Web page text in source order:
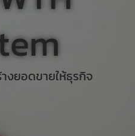
งยอดขายให้ธุรกิจ